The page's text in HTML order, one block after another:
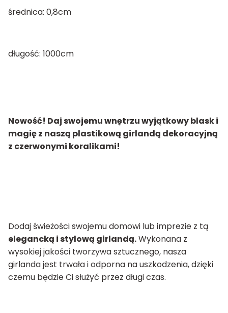
średnica: 0,8cm
długość: 1000cm
Nowość! Daj swojemu wnętrzu wyjątkowy blask i
magię z naszą plastikową girlandą dekoracyjną
z czerwonymi koralikami!
Dodaj świeżości swojemu domowi lub imprezie z tą
elegancką i stylową girlandą.Wykonana z
wysokiej jakości tworzywa sztucznego, nasza
girlanda jest trwała i odporna na uszkodzenia, dzięki
czemu będzie Ci służyć przez długi czas.